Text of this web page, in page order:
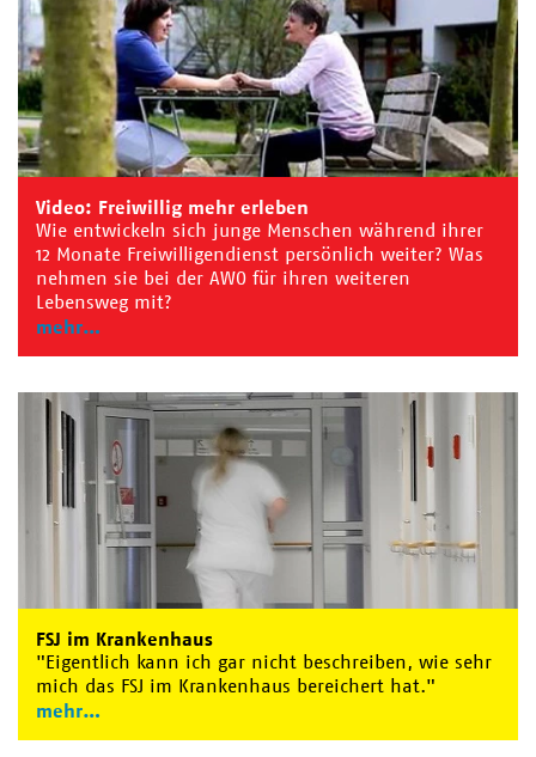
Video: Freiwillig mehr erleben
Wie entwickeln sich junge Menschen während ihrer
12 Monate Freiwilligendienst persönlich weiter? Was
nehmen sie bei der AWO für ihren weiteren
Lebensweg mit?
mehr
FSJ im Krankenhaus
"Eigentlich kann ich gar nicht beschreiben, wie sehr
mich das FSJ im Krankenhaus bereichert hat."
mehr